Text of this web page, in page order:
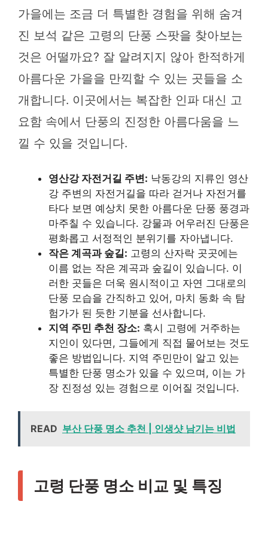
가을에는 조금 더 특별한 경험을 위해 숨겨
진 보석 같은 고령의 단풍 스팟을 찾아보는
것은 어떨까요? 잘 알려지지 않아 한적하게
아름다운 가을을 만끽할 수 있는 곳들을 소
개합니다. 이곳에서는 복잡한 인파 대신 고
요함 속에서 단풍의 진정한 아름다움을 느
낄 수 있을 것입니다.
영산강 자전거길 주변: 낙동강의 지류인 영산
강 주변의 자전거길을 따라 걷거나 자전거를
타다 보면 예상치 못한 아름다운 단풍 풍경과
마주칠 수 있습니다. 강물과 어우러진 단풍은
평화롭고 서정적인 분위기를 자아냅니다.
작은 계곡과 숲길: 고령의 산자락 곳곳에는
이름 없는 작은 계곡과 숲길이 있습니다. 이
러한 곳들은 더욱 원시적이고 자연 그대로의
단풍 모습을 간직하고 있어, 마치 동화 속 탐
험가가 된 듯한 기분을 선사합니다.
지역 주민 추천 장소: 혹시 고령에 거주하는
지인이 있다면, 그들에게 직접 물어보는 것도
좋은 방법입니다. 지역 주민만이 알고 있는
특별한 단풍 명소가 있을 수 있으며, 이는 가
장 진정성 있는 경험으로 이어질 것입니다.
READ 부산 단풍 명소 추천 | 인생샷 남기는 비법
고령 단풍 명소 비교 및 특징